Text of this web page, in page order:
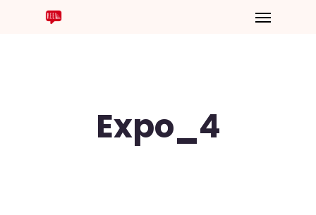
Expo_4